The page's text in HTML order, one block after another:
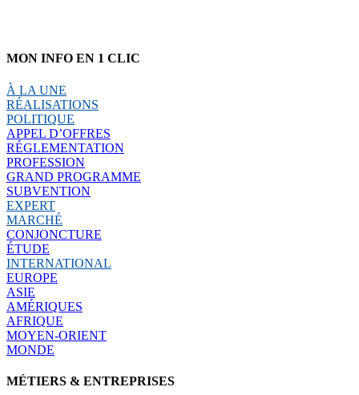
MON INFO EN 1 CLIC
À LA UNE
RÉALISATIONS
POLITIQUE
APPEL D’OFFRES
RÉGLEMENTATION
PROFESSION
GRAND PROGRAMME
SUBVENTION
EXPERT
MARCHÉ
CONJONCTURE
ÉTUDE
INTERNATIONAL
EUROPE
ASIE
AMÉRIQUES
AFRIQUE
MOYEN-ORIENT
MONDE
MÉTIERS & ENTREPRISES